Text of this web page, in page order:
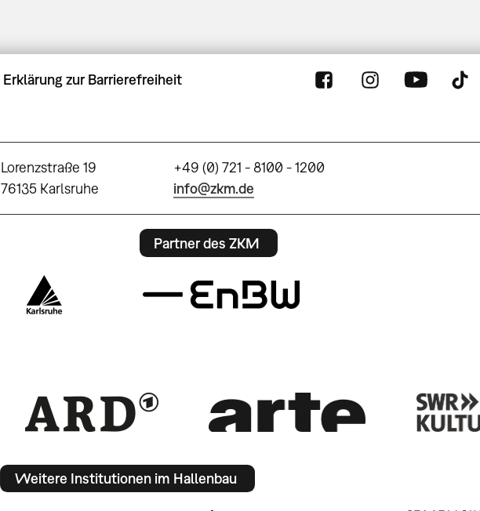
Erklärung zur Barrierefreiheit
Lorenzstraße 19
76135 Karlsruhe
+49 (0) 721 - 8100 - 1200
info@zkm.de
Partner des ZKM
Weitere Institutionen im Hallenbau